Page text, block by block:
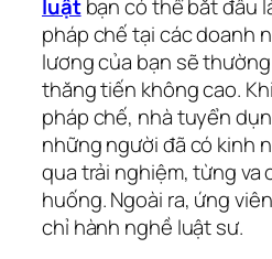
luậtbạn có thể bắt đầu
pháp chế tại các doanh
lương của bạn sẽ
thăng tiến không cao.
pháp chế, nhà tuyển
những người đã có kinh
qua trải nghiệm, từng va
huống. Ngoài ra, ứng
chỉ hành nghề luật sư.